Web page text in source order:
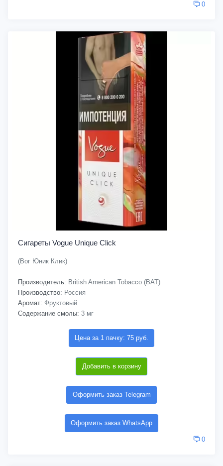
0
Сигареты Vogue Unique Click
(Вог Юник Клик)
Производитель: British American Tobacco (BAT)
Производство: Россия
Аромат: Фруктовый
Содержание смолы: 3 мг
Цена за 1 пачку: 75 руб.
Добавить в корзину
Оформить заказ Telegram
Оформить заказ WhatsApp
0